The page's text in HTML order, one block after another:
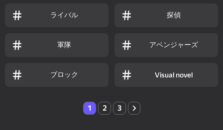
ライバル 探偵
軍隊 アベンジャーズ
ブロック Visual novel
1 2 3